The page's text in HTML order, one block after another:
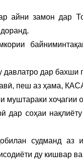
айни замон дар
дар бахши
пеш аз ҳама,
муштараки хоҷагии
соҳаи
судманд аз
ду кишвар